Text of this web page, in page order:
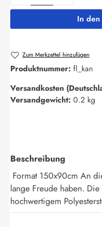
In
Zum Merkzettel hinzufügen
Produktnummer: fl_kan
Versandkosten
Versandgewicht: 0.2 kg
Beschreibung
Format 150x90cm An
lange Freude haben.
hochwertigem